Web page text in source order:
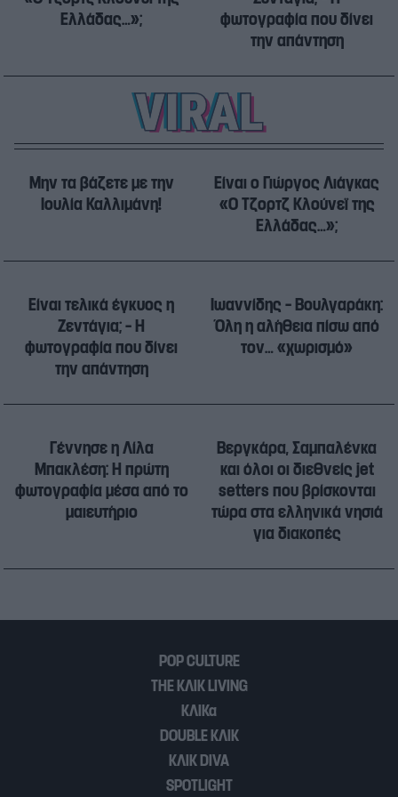
Ελλάδας…»;
φωτογραφία που δίνει
την απάντηση
Μην τα βάζετε με την
Ιουλία Καλλιμάνη!
Είναι ο Γιώργος Λιάγκας
«Ο Τζορτζ Κλούνεϊ της
Ελλάδας…»;
Είναι τελικά έγκυος η
Ζεντάγια; – Η
φωτογραφία που δίνει
την απάντηση
Ιωαννίδης – Βουλγαράκη:
Όλη η αλήθεια πίσω από
τον… «χωρισμό»
Γέννησε η Λίλα
Μπακλέση: Η πρώτη
φωτογραφία μέσα από το
μαιευτήριο
Βεργκάρα, Σαμπαλένκα
και όλοι οι διεθνείς jet
setters που βρίσκονται
τώρα στα ελληνικά νησιά
για διακοπές
POP CULTURE
THE ΚΛΙΚ LIVING
ΚΛΙΚα
DOUBLE ΚΛΙΚ
ΚΛΙΚ DIVA
SPOTLIGHT